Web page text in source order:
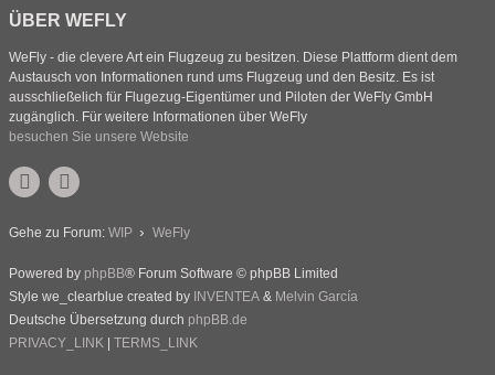
ÜBER WEFLY
WeFly - die clevere Art ein Flugzeug zu besitzen. Diese Plattform dient dem
Austausch von Informationen rund ums Flugzeug und den Besitz. Es ist
ausschließelich für Flugezug-Eigentümer und Piloten der WeFly GmbH
zugänglich. Für weitere Informationen über WeFly
besuchen Sie unsere Website
Gehe zu Forum: WIP WeFly
Powered by phpBB® Forum Software © phpBB Limited
Style we_clearblue created by INVENTEA & Melvin García
Deutsche Übersetzung durch phpBB.de
PRIVACY_LINK | TERMS_LINK